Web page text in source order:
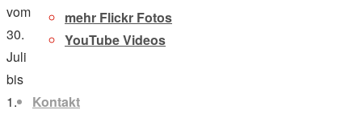
mehr Flickr Fotos
YouTube Videos
Kontakt
vom
30.
Juli
bis
1.